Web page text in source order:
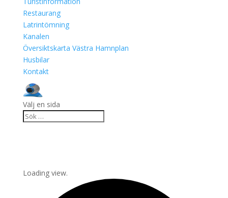
Restaurang
Latrintömning
Kanalen
Översiktskarta Västra Hamnplan
Husbilar
Kontakt
Välj en sida
Loading view.